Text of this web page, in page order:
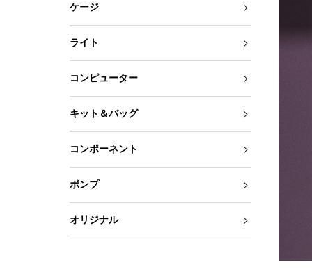
ケージ
ライト
コンピューター
キット＆バッグ
コンポーネント
ポンプ
オリジナル